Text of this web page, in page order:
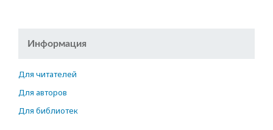
Информация
Для читателей
Для авторов
Для библиотек